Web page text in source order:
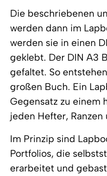
Die beschriebenen
werden dann im
werden sie in einen
geklebt. Der DIN A3
gefaltet. So
großen Buch. Ein
Gegensatz zu einem
jeden Hefter, Ranzen
Im Prinzip sind
Portfolios, die
erarbeitet und